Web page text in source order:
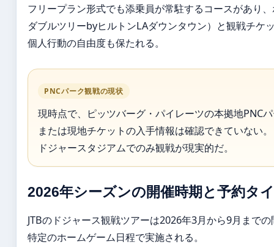
フリープラン形式でも添乗員が常駐するコースがあり
ダブルツリーbyヒルトンLAダウンタウン）と観戦チケ
個人行動の自由度も保たれる。
PNCパーク観戦の現状
現時点で、ピッツバーグ・パイレーツの本拠地PNC
または現地チケットの入手情報は確認できていない。
ドジャースタジアムでのみ観戦が現実的だ。
2026年シーズンの開催時期と予約タ
JTBのドジャース観戦ツアーは2026年3月から9月までの
特定のホームゲーム日程で実施される。